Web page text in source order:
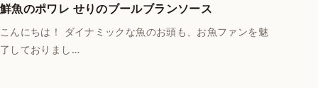
鮮魚のポワレ せりのブールブランソース
こんにちは！ ダイナミックな魚のお頭も、お魚ファンを魅
了しておりまし…